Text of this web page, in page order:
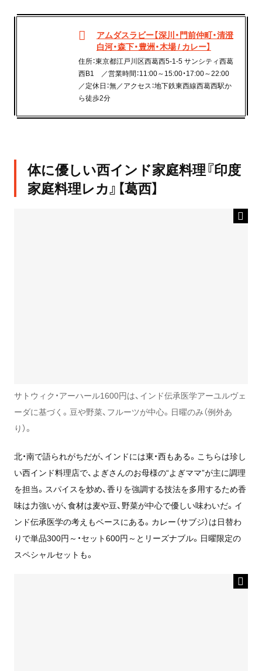
アムダスラビー【深川・門前仲町・清澄
白河・森下・豊洲・木場 / カレー】
住所：東京都江戸川区西葛西5-1-5 サンシティ西葛
西B1 ／営業時間：11:00～15:00・17:00～22:00
／定休日：無／アクセス：地下鉄東西線西葛西駅か
ら徒歩2分
体に優しい西インド家庭料理『印度
家庭料理レカ』【葛西】
サトウィク・アーハール1600円は、インド伝承医学アーユルヴェ
ーダに基づく。豆や野菜、フルーツが中心。日曜のみ（例外あ
り）。
北・南で語られがちだが、インドには東・西もある。こちらは珍し
い西インド料理店で、よぎさんのお母様の“よぎママ”が主に調理
を担当。スパイスを炒め、香りを強調する技法を多用するため香
味は力強いが、食材は麦や豆、野菜が中心で優しい味わいだ。イ
ンド伝承医学の考えもベースにある。カレー（サブジ）は日替わ
りで単品300円～・セット600円～とリーズナブル。日曜限定の
スペシャルセットも。